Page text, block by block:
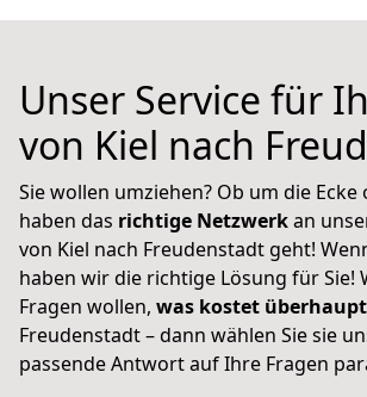
Unser Service für
von Kiel nach
Sie wollen umziehen? Ob um die
haben das richtige Netzwerkan
von Kiel nach Freudenstadt geht!
haben wir die richtige Lösung für Sie!
Fragen wollen, was kostet
Freudenstadt – dann wählen Sie sie
passende Antwort auf Ihre Fragen